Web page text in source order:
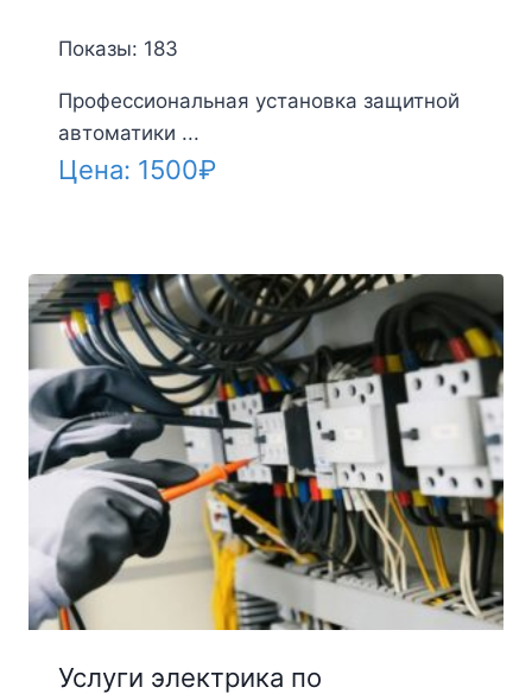
Показы: 183
Профессиональная установка защитной
автоматики ...
Цена: 1500₽
Услуги электрика по